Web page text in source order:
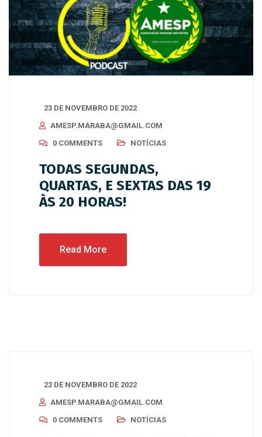
23 DE NOVEMBRO DE 2022
AMESP.MARABA@GMAIL.COM
0 COMMENTS
NOTÍCIAS
TODAS SEGUNDAS,
QUARTAS, E SEXTAS DAS 19
ÀS 20 HORAS!
Read More
22 DE NOVEMBRO DE 2022
AMESP.MARABA@GMAIL.COM
0 COMMENTS
NOTÍCIAS